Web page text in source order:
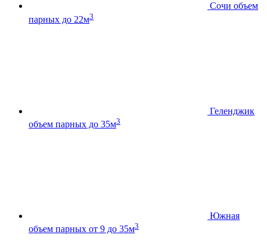
Сочи объем
парных до 22м3
Геленджик
объем парных до 35м3
Южная
объем парных от 9 до 35м3